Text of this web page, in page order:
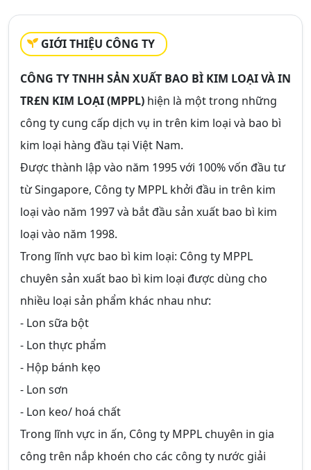
GIỚI THIỆU CÔNG TY
CÔNG TY TNHH SẢN XUẤT BAO BÌ KIM LOẠI VÀ IN
TR£N KIM LOẠI (MPPL) hiện là một trong những
công ty cung cấp dịch vụ in trên kim loại và bao bì
kim loại hàng đầu tại Việt Nam.
Được thành lập vào năm 1995 với 100% vốn đầu tư
từ Singapore, Công ty MPPL khởi đầu in trên kim
loại vào năm 1997 và bắt đầu sản xuất bao bì kim
loại vào năm 1998.
Trong lĩnh vực bao bì kim loại: Công ty MPPL
chuyên sản xuất bao bì kim loại được dùng cho
nhiều loại sản phẩm khác nhau như:
- Lon sữa bột
- Lon thực phẩm
- Hộp bánh kẹo
- Lon sơn
- Lon keo/ hoá chất
Trong lĩnh vực in ấn, Công ty MPPL chuyên in gia
công trên nắp khoén cho các công ty nước giải